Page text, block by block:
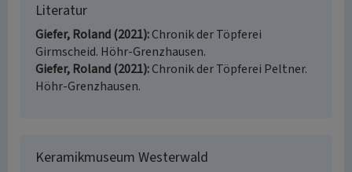
Literatur
Giefer, Roland (2021) Chronik der Töpferei
Girmscheid. Höhr-Grenzhausen.
Giefer, Roland (2021) Chronik der Töpferei Peltner.
Höhr-Grenzhausen.
Keramikmuseum Westerwald